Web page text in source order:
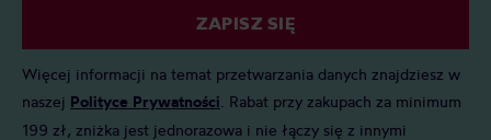
ZAPISZ SIĘ
Więcej informacji na temat przetwarzania danych znajdziesz w
naszej Polityce Prywatności . Rabat przy zakupach za minimum
199 zł, zniżka jest jednorazowa i nie łączy się z innymi